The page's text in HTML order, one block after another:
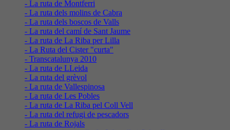
- La ruta de Montferri
- La ruta dels molins de Cabra
- La ruta dels boscos de Valls
- La ruta del camí de Sant Jaume
- La ruta de La Riba per Lilla
- La Ruta del Cister "curta"
- Transcatalunya 2010
- La ruta de LLeida
- La ruta del grèvol
- La ruta de Vallespinosa
- La ruta de Les Pobles
- La ruta de La Riba pel Coll Vell
- La ruta del refugi de pescadors
- La ruta de Rojals